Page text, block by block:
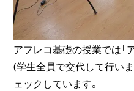
アフレコ基礎の授業では「
(学生全員で交代して行い
ェックしています。